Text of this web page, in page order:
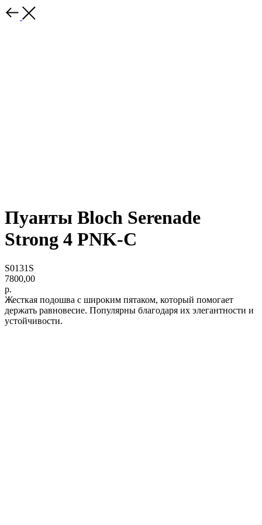
Пуанты Bloch Serenade
Strong 4 PNK-C
S0131S
7800,00
р.
Жесткая подошва с широким пятаком, который помогает
держать равновесие. Популярны благодаря их элегантности и
устойчивости.